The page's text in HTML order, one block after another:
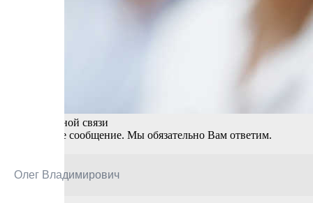
Форма обратной связи
Оставьте свое сообщение. Мы обязательно Вам ответим.